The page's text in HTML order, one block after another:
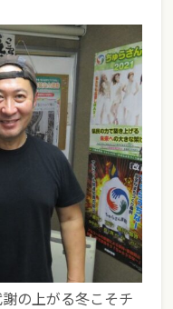
の上がる冬こそチ